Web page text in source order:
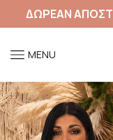
ΔΩΡΕΑΝ
MENU